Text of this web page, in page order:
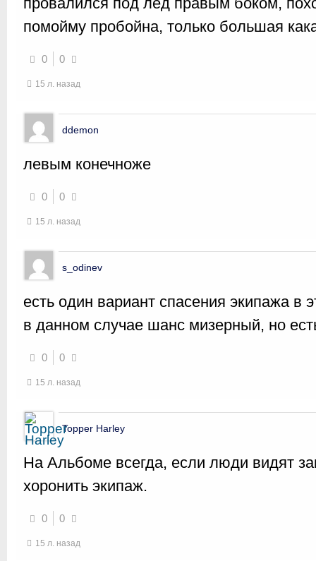
помойму пробойна, только большая
0 0
15 л. назад
ddemon
левым конечноже
0 0
15 л. назад
s_odinev
есть один вариант спасения экипажа
в данном случае шанс мизерный, но
0 0
15 л. назад
Topper Harley
На Альбоме всегда, если люди видят
хоронить экипаж.
0 0
15 л. назад